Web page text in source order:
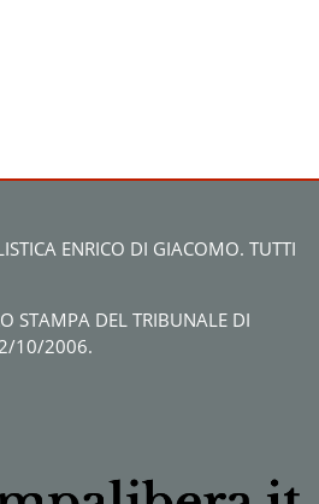
ENRICO DI GIACOMO. TUTTI
STAMPA DEL TRIBUNALE DI
10/2006.